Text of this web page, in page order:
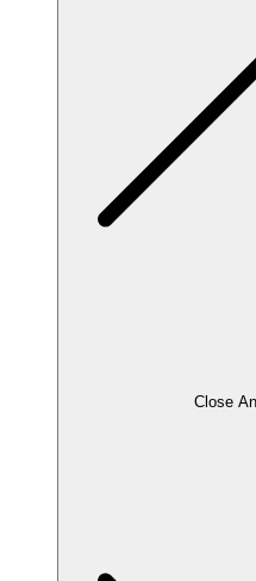
Close